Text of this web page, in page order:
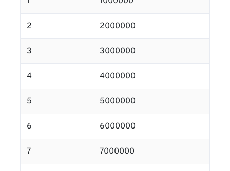
2 2000000
3 3000000
4 4000000
5 5000000
6 6000000
7 7000000